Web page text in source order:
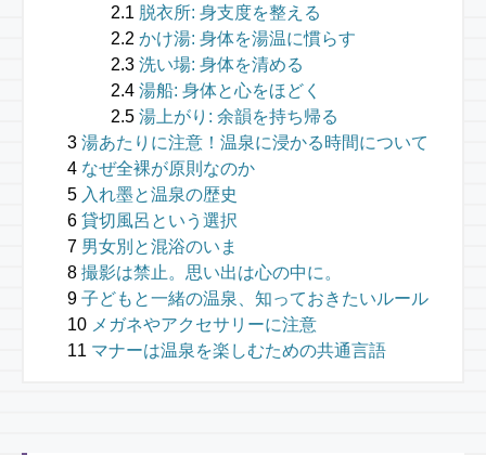
脱衣所: 身支度を整える
かけ湯: 身体を湯温に慣らす
洗い場: 身体を清める
湯船: 身体と心をほどく
湯上がり: 余韻を持ち帰る
湯あたりに注意！温泉に浸かる時間について
なぜ全裸が原則なのか
入れ墨と温泉の歴史
貸切風呂という選択
男女別と混浴のいま
撮影は禁止。思い出は心の中に。
子どもと一緒の温泉、知っておきたいルール
メガネやアクセサリーに注意
マナーは温泉を楽しむための共通言語